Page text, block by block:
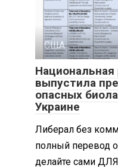
США
выпустила
опасных
Украине
Либерал без
полный перевод
делайте сами